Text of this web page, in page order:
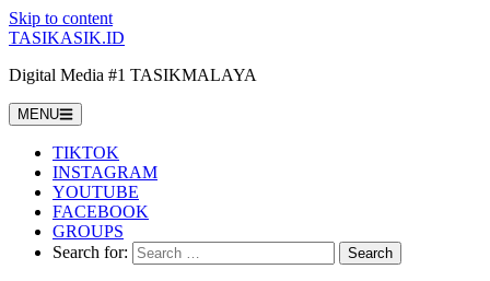
Skip to content
TASIKASIK.ID
Digital Media #1 TASIKMALAYA
MENU
TIKTOK
INSTAGRAM
YOUTUBE
FACEBOOK
GROUPS
Search for: